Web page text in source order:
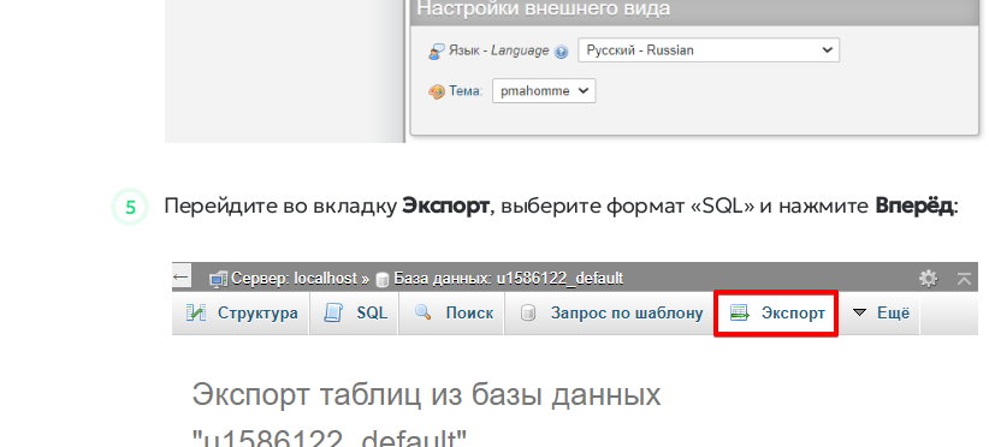
5 Перейдите во вкладкуЭкспорт, выберите формат «SQL» и нажмите Вперёд: